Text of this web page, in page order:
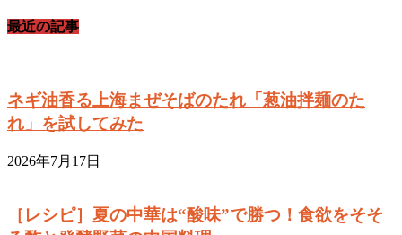
最近の記事
ネギ油香る上海まぜそばのたれ「葱油拌麺のた
れ」を試してみた
2026年7月17日
［レシピ］夏の中華は“酸味”で勝つ！食欲をそそ